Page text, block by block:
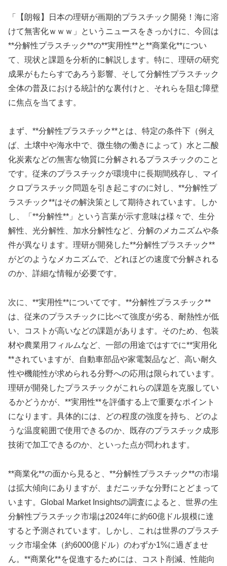
「【朗報】日本の理研が画期的プラスチック開発！海に溶
けて無害化ｗｗｗ」というニュースをきっかけに、今回は
**分解性プラスチック**の**実用性**と**商業化**につい
て、現状と課題を分析的に解説します。特に、理研の研究
成果がもたらすであろう影響、そして分解性プラスチック
全体の普及における統計的な裏付けと、それらを阻む障壁
に焦点を当てます。
まず、**分解性プラスチック**とは、特定の条件下（例え
ば、土壌中や海水中で、微生物の働きによって）水と二酸
化炭素などの無害な物質に分解されるプラスチックのこと
です。従来のプラスチックが環境中に長期間残存し、マイ
クロプラスチック問題を引き起こすのに対し、**分解性プ
ラスチック**はその解決策として期待されています。しか
し、「**分解性**」という言葉が示す意味は様々で、生分
解性、光分解性、加水分解性など、分解のメカニズムや条
件が異なります。理研が開発した**分解性プラスチック**
がどのようなメカニズムで、どれほどの速度で分解される
のか、詳細な情報が必要です。
次に、**実用性**についてです。**分解性プラスチック**
は、従来のプラスチックに比べて強度が劣る、耐熱性が低
い、コストが高いなどの課題があります。そのため、包装
材や農業用フィルムなど、一部の用途ではすでに**実用化
**されていますが、自動車部品や家電製品など、高い耐久
性や機能性が求められる分野への応用は限られています。
理研が開発したプラスチックがこれらの課題を克服してい
るかどうかが、**実用性**を評価する上で重要なポイント
になります。具体的には、どの程度の強度を持ち、どのよ
うな温度範囲で使用できるのか、既存のプラスチック成形
技術で加工できるのか、といった点が問われます。
**商業化**の面から見ると、**分解性プラスチック**の市場
は拡大傾向にありますが、まだニッチな分野にとどまって
います。Global Market Insightsの調査によると、世界の生
分解性プラスチック市場は2024年に約60億ドル規模に達
すると予測されています。しかし、これは世界のプラスチ
ック市場全体（約6000億ドル）のわずか1%に過ぎませ
ん。**商業化**を促進するためには、コスト削減、性能向